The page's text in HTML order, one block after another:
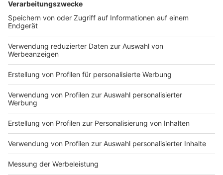
DEINE GEMERKTEN ARTIKEL
Du hast dir noch keine Artikel gemerkt
Markiere sie hierfür mit einem